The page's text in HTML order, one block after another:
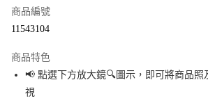
Apple Pay
街口支付
商品編號
11543104
商品特色
📢 點選下方放大鏡🔍圖示，即可將商品照
視